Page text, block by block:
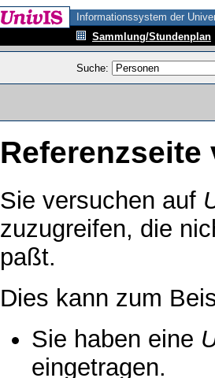
Informationssystem der
Sammlung/Stundenplan
Suche:
Referenzseite
Sie versuchen auf
zuzugreifen, die
paßt.
Dies kann zum
Sie haben eine
eingetragen.